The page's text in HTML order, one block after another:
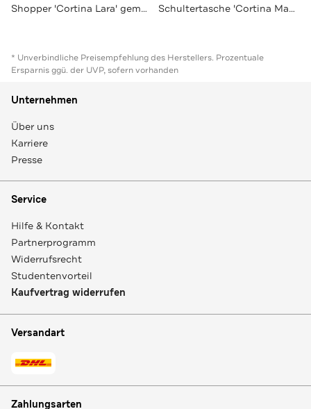
Shopper 'Cortina Lara' gemustert Schultertasche 'Cortina Maddy' gemustert
* Unverbindliche Preisempfehlung des Herstellers. Prozentuale
Ersparnis ggü. der UVP, sofern vorhanden
Unternehmen
Über uns
Karriere
Presse
Service
Hilfe & Kontakt
Partnerprogramm
Widerrufsrecht
Studentenvorteil
Kaufvertrag widerrufen
Versandart
Zahlungsarten